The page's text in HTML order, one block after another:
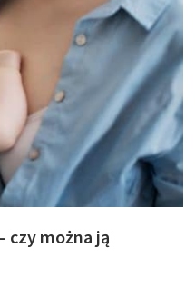
czy można ją